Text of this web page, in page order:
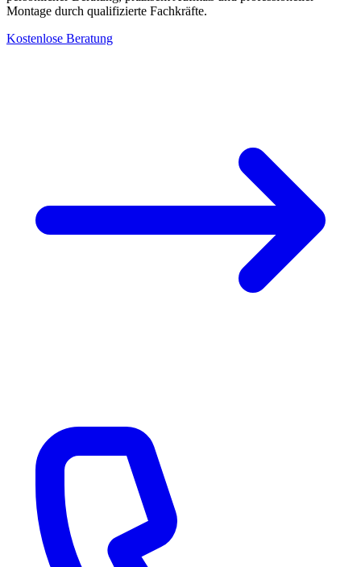
Montage durch qualifizierte Fachkräfte.
Kostenlose Beratung